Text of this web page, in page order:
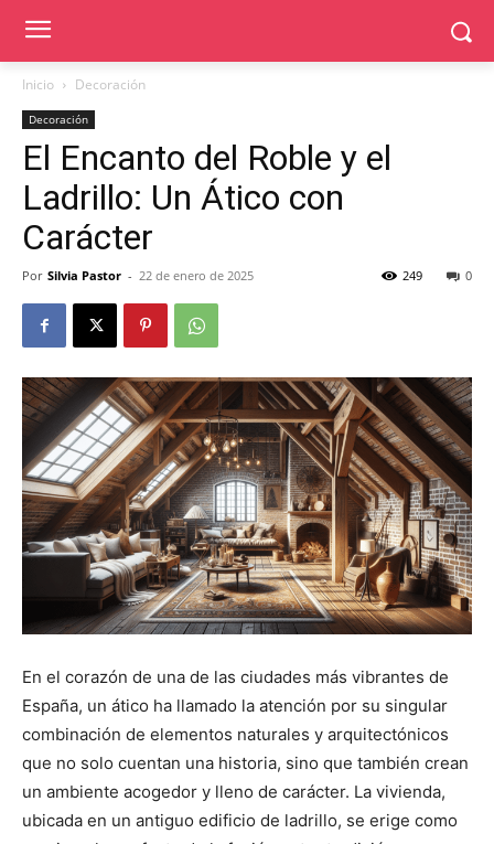
Inicio Decoración
Decoración
El Encanto del Roble y el
Ladrillo: Un Ático con
Carácter
Por Silvia Pastor - 22 de enero de 2025 0
249
En el corazón de una de las ciudades más vibrantes de
España, un ático ha llamado la atención por su singular
combinación de elementos naturales y arquitectónicos
que no solo cuentan una historia, sino que también crean
un ambiente acogedor y lleno de carácter. La vivienda,
ubicada en un antiguo edificio de ladrillo, se erige como